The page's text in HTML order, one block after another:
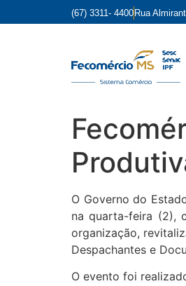
(67) 3311- 4400 Rua
O Governo do
na quarta-feira (2),
organização,
Despachantes e
O evento foi